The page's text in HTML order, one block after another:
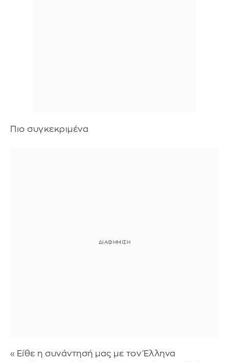
Πιο συγκεκριμένα
«Είθε η συνάντησή μας με τον Έλληνα